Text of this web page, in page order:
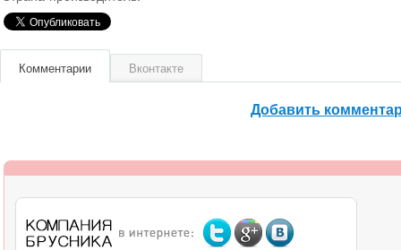
Комментарии Вконтакте
Добавить